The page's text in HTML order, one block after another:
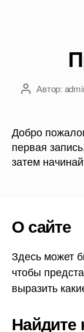
Автор:
Добро
первая
затем
О сайте
Здесь может
чтобы
выразить
Найдите